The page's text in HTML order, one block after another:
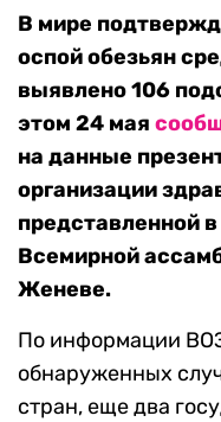
В мире
оспой обезьян
выявлено 106
этом 24 мая
на данные
организации
представленной
Всемирной
Женеве.
По информации
обнаруженных
стран, еще два